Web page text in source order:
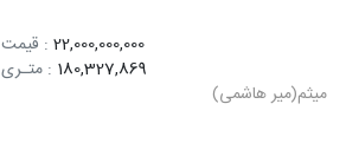
22,000,000,000 : قیمت
180,327,869 : متـری
میثم(میر هاشمی)